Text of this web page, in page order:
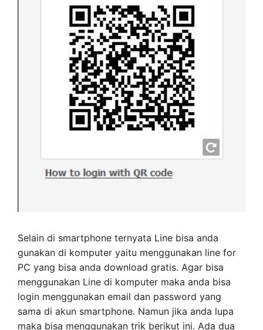
Selain di smartphone ternyata Line bisa anda
gunakan di komputer yaitu menggunakan line for
PC yang bisa anda download gratis. Agar bisa
menggunakan Line di komputer maka anda bisa
login menggunakan email dan password yang
sama di akun smartphone. Namun jika anda lupa
maka bisa menggunakan trik berikut ini. Ada dua